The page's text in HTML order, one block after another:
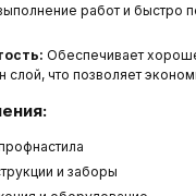
работ и быстро
Обеспечивает
слой, что позволяет
и заборы